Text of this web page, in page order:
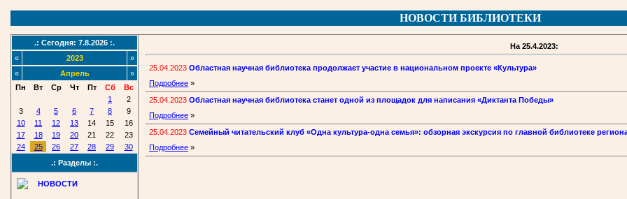
НОВОСТИ БИБЛИОТЕКИ
.: Сегодня: 7.8.2026 :.
«
2023
»
«
Апрель
»
Пн
Вт Ср Чт Пт Сб
Вс
1
2
3
4 5 6 7 8
9
10
11 12 13 14 15
16
17
18 19 20 21 22
23
24
25 26 27 28 29
30
.: Разделы :.
НОВОСТИ
На 25.4.2023:
25.04.2023 Областная научная библиотека продолжает участие в национальном проекте «Культура»
Подробнее »
25.04.2023 Областная научная библиотека станет одной из площадок для написания «Диктанта Победы»
Подробнее »
25.04.2023 Семейный читательский клуб «Одна культура-одна семья»: обзорная экскурсия по главной библиотеке
Подробнее »